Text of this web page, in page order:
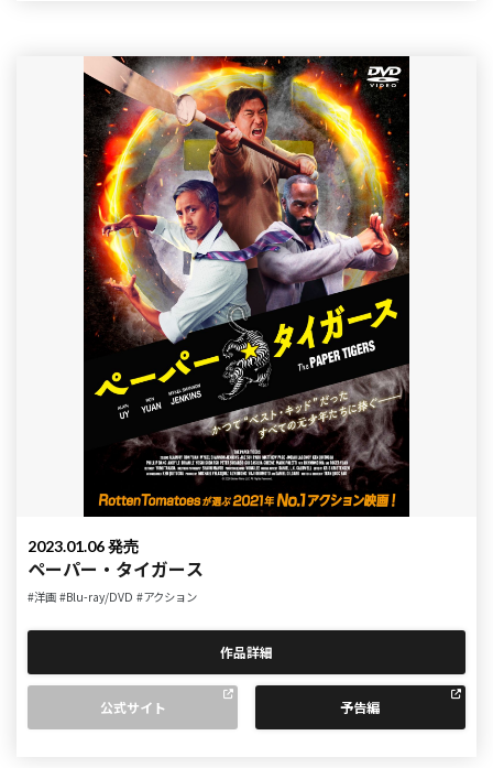
2023.01.06 発売
ペーパー・タイガース
#洋画 #Blu-ray/DVD #アクション
作品詳細
公式サイト 予告編